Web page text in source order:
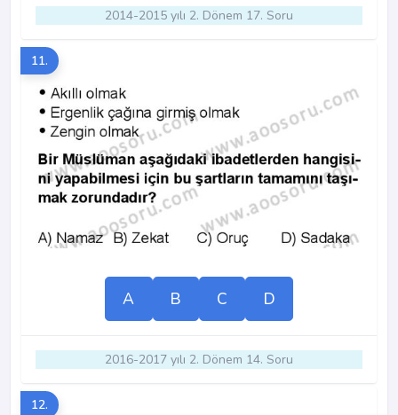
2014-2015 yılı 2. Dönem 17. Soru
11.
A B C D
2016-2017 yılı 2. Dönem 14. Soru
12.